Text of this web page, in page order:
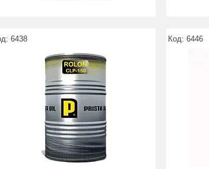
6438 6446